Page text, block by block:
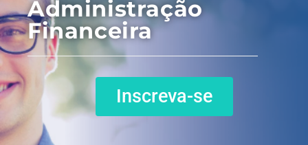
Administração
Financeira
Inscreva-se